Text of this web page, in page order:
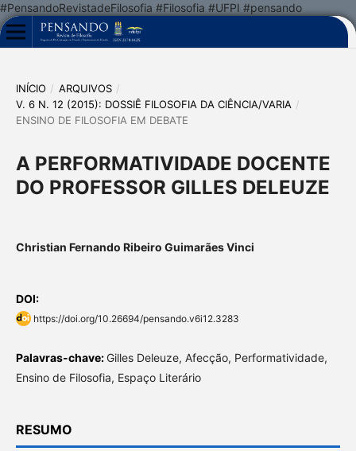
#PensandoRevistadeFilosofia #Filosofia #UFPI #pensando
INÍCIO / ARQUIVOS /
V. 6 N. 12 (2015): DOSSIÊ FILOSOFIA DA CIÊNCIA/VARIA /
ENSINO DE FILOSOFIA EM DEBATE
A PERFORMATIVIDADE DOCENTE
DO PROFESSOR GILLES DELEUZE
Christian Fernando Ribeiro Guimarães Vinci
DOI:
https://doi.org/10.26694/pensando.v6i12.3283
Palavras-chave: Gilles Deleuze, Afecção, Performatividade,
Ensino de Filosofia, Espaço Literário
RESUMO